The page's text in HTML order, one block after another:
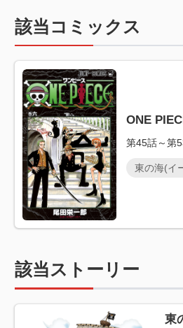
該当コミックス
ONE
第45話～第
東の海(イ
該当ストーリー
東